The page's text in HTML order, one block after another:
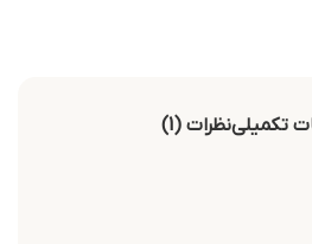
تکمیلینظرات (1)